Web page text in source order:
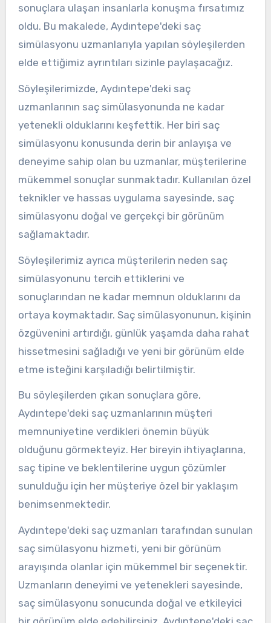
sonuçlara ulaşan insanlarla konuşma fırsatımız
oldu. Bu makalede, Aydıntepe'deki saç
simülasyonu uzmanlarıyla yapılan söyleşilerden
elde ettiğimiz ayrıntıları sizinle paylaşacağız.
Söyleşilerimizde, Aydıntepe'deki saç
uzmanlarının saç simülasyonunda ne kadar
yetenekli olduklarını keşfettik. Her biri saç
simülasyonu konusunda derin bir anlayışa ve
deneyime sahip olan bu uzmanlar, müşterilerine
mükemmel sonuçlar sunmaktadır. Kullanılan özel
teknikler ve hassas uygulama sayesinde, saç
simülasyonu doğal ve gerçekçi bir görünüm
sağlamaktadır.
Söyleşilerimiz ayrıca müşterilerin neden saç
simülasyonunu tercih ettiklerini ve
sonuçlarından ne kadar memnun olduklarını da
ortaya koymaktadır. Saç simülasyonunun, kişinin
özgüvenini artırdığı, günlük yaşamda daha rahat
hissetmesini sağladığı ve yeni bir görünüm elde
etme isteğini karşıladığı belirtilmiştir.
Bu söyleşilerden çıkan sonuçlara göre,
Aydıntepe'deki saç uzmanlarının müşteri
memnuniyetine verdikleri önemin büyük
olduğunu görmekteyiz. Her bireyin ihtiyaçlarına,
saç tipine ve beklentilerine uygun çözümler
sunulduğu için her müşteriye özel bir yaklaşım
benimsenmektedir.
Aydıntepe'deki saç uzmanları tarafından sunulan
saç simülasyonu hizmeti, yeni bir görünüm
arayışında olanlar için mükemmel bir seçenektir.
Uzmanların deneyimi ve yetenekleri sayesinde,
saç simülasyonu sonucunda doğal ve etkileyici